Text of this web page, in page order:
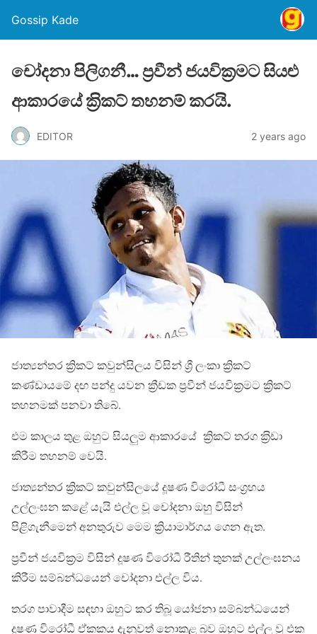
Gossip Kade
චෝදනා පිලිගනී… ප‍්‍රවීන් ජයවික‍්‍රමට සියළු
ආකාරයේ ක‍්‍රිකට් තහනම් කරයි.
EDITOR 2 years ago
ජාත්‍යන්තර ක්‍රිකට් කවුන්සිලය විසින් ශ්‍රී ලංකා ක්‍රිකට්
කණ්ඩායමේ දඟ පන්දු යවන ක්‍රීඩක ප්‍රවීන් ජයවික‍්‍රමට ක්‍රිකට්
තහනමක් පනවා තිබේ.
එම කාලය තුළ ඔහුට සියලුම ආකාරයේ ක්‍රිකට් තරග ක‍්‍රිඩා
කිරීම තහනම් වෙයි.
ජාත්‍යන්තර ක්‍රිකට් කවුන්සිලයේ දූෂණ විරෝධී සංග්‍රහය
උල්ලංඝන කළේ යැයි එල්ල වූ චෝදනා ඔහු විසින්
පිළිගැනීමෙන් අනතුරුව මෙම ක්‍රියාමාර්ගය ගෙන ඇත.
ප‍්‍රවීන් ජයවික‍්‍රම විසින් දූෂණ විරෝධී රීතින් තුනක් උල්ලංඝනය
කිරීම සම්බන්ධයෙන් චෝදනා එල්ල විය.
තරග පාවාදීම සඳහා ඔහුට කර තිබූ යෝජනා සම්බන්ධයෙන්
දූෂණ විරෝධී ඒකකය දැනුවත් නොකළ බව ඔහුට එල්ල වූ එක